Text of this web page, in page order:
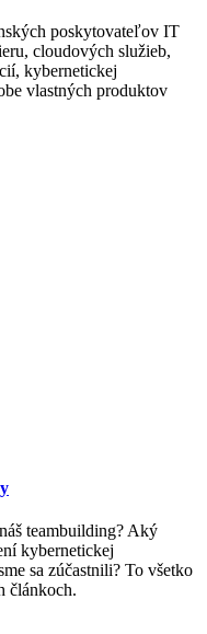
poskytovateľov IT
cloudových služieb,
kybernetickej
vlastných produktov
teambuilding? Aký
kybernetickej
sa zúčastnili? To všetko
článkoch.